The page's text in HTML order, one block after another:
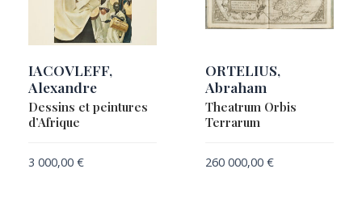
IACOVLEFF,
Alexandre
Dessins et peintures
d’Afrique
3 000,00 €
ORTELIUS,
Abraham
Theatrum Orbis
Terrarum
260 000,00 €